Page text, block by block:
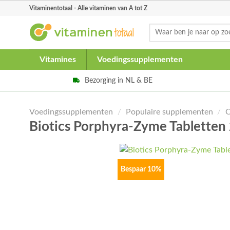
Vitaminentotaal - Alle vitaminen van A tot Z
Zoeken
Vitamines Voedingssupplementen
Bezorging in NL & BE
Voedingssupplementen / Populaire supplementen /
Biotics Porphyra-Zyme Tabletten
Bespaar 10%